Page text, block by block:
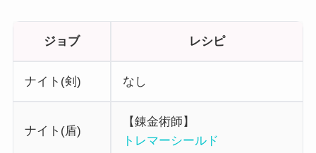
ジョブ レシピ
ナイト(剣) なし
ナイト(盾)
【錬金術師】
トレマーシールド